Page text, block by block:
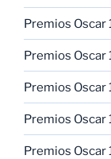
Premios Oscar
Premios Oscar
Premios Oscar
Premios Oscar
Premios Oscar